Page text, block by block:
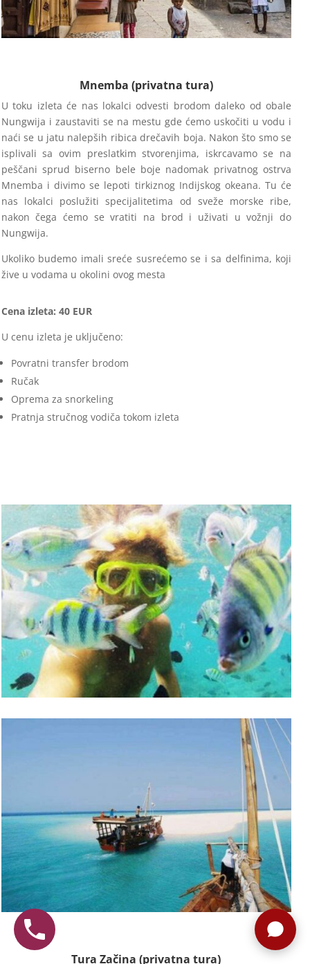
Mnemba (privatna tura)
U toku izleta će nas lokalci odvesti brodom daleko od obale
Nungwija i zaustaviti se na mestu gde ćemo uskočiti u vodu i
naći se u jatu nalepših ribica drečavih boja. Nakon što smo se
isplivali sa ovim preslatkim stvorenjima, iskrcavamo se na
peščani sprud biserno bele boje nadomak privatnog ostrva
Mnemba i divimo se lepoti tirkiznog Indijskog okeana. Tu će
nas lokalci poslužiti specijalitetima od sveže morske ribe,
nakon čega ćemo se vratiti na brod i uživati u vožnji do
Nungwija.
Ukoliko budemo imali sreće susrećemo se i sa delfinima, koji
žive u vodama u okolini ovog mesta
Cena izleta: 40 EUR
U cenu izleta je uključeno:
Povratni transfer brodom
Ručak
Oprema za snorkeling
Pratnja stručnog vodiča tokom izleta
Tura Začina (privatna tura)